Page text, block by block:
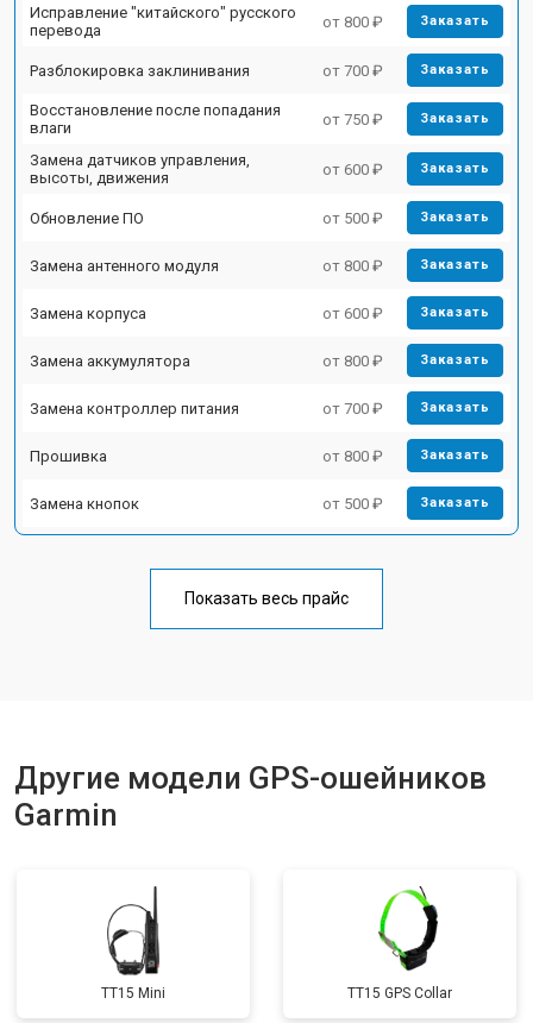
Исправление "китайского" русского
перевода
от 800 ₽ Заказать
Разблокировка заклинивания от 700 ₽ Заказать
Восстановление после попадания
влаги
от 750 ₽ Заказать
Замена датчиков управления,
высоты, движения
от 600 ₽ Заказать
Обновление ПО от 500 ₽ Заказать
Замена антенного модуля от 800 ₽ Заказать
Замена корпуса от 600 ₽ Заказать
Замена аккумулятора от 800 ₽ Заказать
Замена контроллер питания от 700 ₽ Заказать
Прошивка от 800 ₽ Заказать
Замена кнопок от 500 ₽ Заказать
Показать весь прайс
Другие модели GPS-ошейников
Garmin
TT15 Mini TT15 GPS Collar